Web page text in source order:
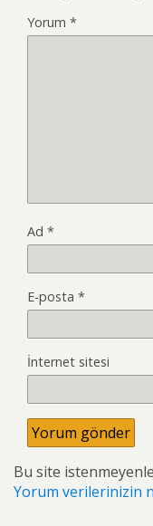
Yorum *
Ad *
E-posta *
İnternet sitesi
Bu site
Yorum verilerinizin